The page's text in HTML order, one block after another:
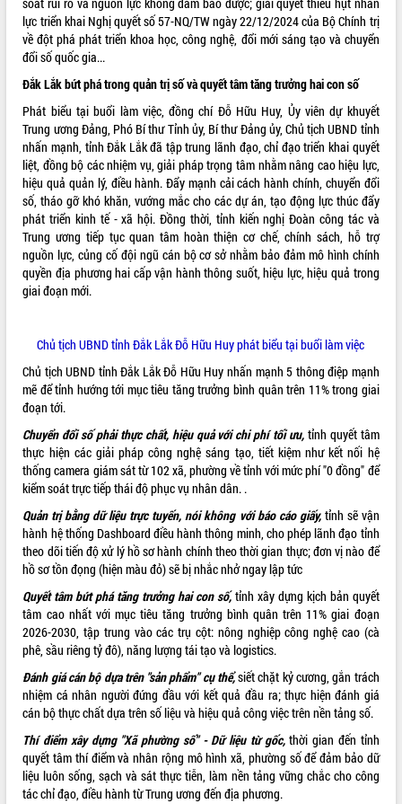
tại Trung tâm Phục vụ hành chính
công tỉnh
Đắk Lắk: Tôn vinh 46 giải pháp tại Hội
Đắk Lắk rà soát, điều chỉnh Đề án 190
về phát triển nuôi trồng thủy sản
Phó Chủ tịch UBND tỉnh Đắk Lắk
Trương Công Thái kiểm tra thực địa
Dự án cao tốc Khánh Hòa - Buôn Ma
Thuột
Định vị cà phê Việt Nam như một “di
sản sống” trong dòng chảy toàn cầu
Xây dựng nông thôn mới: Nâng cao đời
sống người dân từ những mô hình thiết
thực
trong Khu kinh tế Nam Phú Yên
Hòn Yến phát triển du lịch gắn với bảo
tồn biển
Lấy ý kiến điều chỉnh Quy hoạch tỉnh
Đắk Lắk thời kỳ 2021-2030, tầm nhìn
đến năm 2050
Phát động chiến dịch 30 ngày đêm
giải phóng mặt bằng Tuyến đường bộ
Đắk Lắk nỗ lực thúc đẩy tăng trưởng
kinh tế từ 10% trở lên trong Quý
II/2026
chuyển đổi số giai đoạn 2026 – 2030
với Tập đoàn Bưu chính Viễn thông
Việt Nam
Thứ trưởng Bộ Y tế làm việc với tỉnh
Đắk Lắk về phát triển nhân lực y tế
cho trạm y tế cấp xã
Du lịch Đắk Lắk nâng tầm trải nghiệm
du khách thông qua Hệ thống cơ sở dữ
liệu và Bản đồ số
Tập huấn ứng dụng trí tuệ nhân tạo (AI)
trong thương mại điện tử năm 2026
soát rủi ro và nguồn lực không đảm bảo được; giải quyết thiếu hụt nhân
lực triển khai Nghị quyết số 57-NQ/TW ngày 22/12/2024 của Bộ Chính trị
về đột phá phát triển khoa học, công nghệ, đổi mới sáng tạo và chuyển
đổi số quốc gia...
Đắk Lắk bứt phá trong quản trị số và quyết tâm tăng trưởng hai con số
Phát biểu tại buổi làm việc, đồng chí Đỗ Hữu Huy, Ủy viên dự khuyết
Trung ương Đảng, Phó Bí thư Tỉnh ủy, Bí thư Đảng ủy, Chủ tịch UBND tỉnh
nhấn mạnh, tỉnh Đắk Lắk đã tập trung lãnh đạo, chỉ đạo triển khai quyết
liệt, đồng bộ các nhiệm vụ, giải pháp trọng tâm nhằm nâng cao hiệu lực,
hiệu quả quản lý, điều hành. Đẩy mạnh cải cách hành chính, chuyển đổi
số, tháo gỡ khó khăn, vướng mắc cho các dự án, tạo động lực thúc đẩy
phát triển kinh tế - xã hội. Đồng thời, tỉnh kiến nghị Đoàn công tác và
Trung ương tiếp tục quan tâm hoàn thiện cơ chế, chính sách, hỗ trợ
nguồn lực, củng cố đội ngũ cán bộ cơ sở nhằm bảo đảm mô hình chính
quyền địa phương hai cấp vận hành thông suốt, hiệu lực, hiệu quả trong
giai đoạn mới.
Chủ tịch UBND tỉnh Đắk Lắk Đỗ Hữu Huy phát biểu tại buổi làm việc
Chủ tịch UBND tỉnh Đắk Lắk Đỗ Hữu Huy nhấn mạnh 5 thông điệp mạnh
mẽ để tỉnh hướng tới mục tiêu tăng trưởng bình quân trên 11% trong giai
đoạn tới.
Chuyển đổi số phải thực chất, hiệu quả với chi phí tối ưu,tỉnh quyết tâm
thực hiện các giải pháp công nghệ sáng tạo, tiết kiệm như kết nối hệ
thống camera giám sát từ 102 xã, phường về tỉnh với mức phí "0 đồng" để
kiểm soát trực tiếp thái độ phục vụ nhân dân. .
Quản trị bằng dữ liệu trực tuyến, nói không với báo cáo giấy, tỉnh sẽ vận
hành hệ thống Dashboard điều hành thông minh, cho phép lãnh đạo tỉnh
theo dõi tiến độ xử lý hồ sơ hành chính theo thời gian thực; đơn vị nào để
hồ sơ tồn đọng (hiện màu đỏ) sẽ bị nhắc nhở ngay lập tức
Quyết tâm bứt phá tăng trưởng hai con số,tỉnh xây dựng kịch bản quyết
tâm cao nhất với mục tiêu tăng trưởng bình quân trên 11% giai đoạn
2026-2030, tập trung vào các trụ cột: nông nghiệp công nghệ cao (cà
phê, sầu riêng tỷ đô), năng lượng tái tạo và logistics.
Đánh giá cán bộ dựa trên "sản phẩm" cụ thể,siết chặt kỷ cương, gắn trách
nhiệm cá nhân người đứng đầu với kết quả đầu ra; thực hiện đánh giá
cán bộ thực chất dựa trên số liệu và hiệu quả công việc trên nền tảng số.
Thí điểm xây dựng "Xã phường số" - Dữ liệu từ gốc,thời gian đến tỉnh
quyết tâm thí điểm và nhân rộng mô hình xã, phường số để đảm bảo dữ
liệu luôn sống, sạch và sát thực tiễn, làm nền tảng vững chắc cho công
tác chỉ đạo, điều hành từ Trung ương đến địa phương.